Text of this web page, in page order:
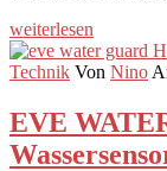
weiterlesen
Technik Von Nino
EVE